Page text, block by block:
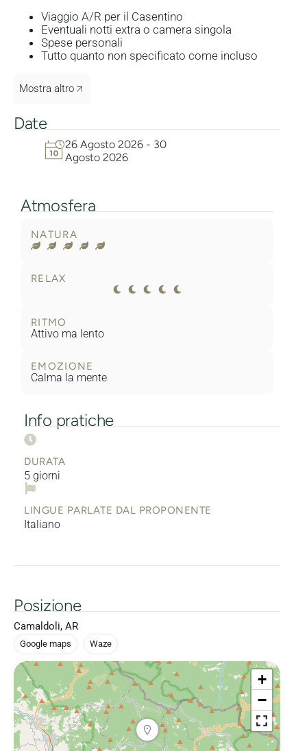
Viaggio A/R per il Casentino
Eventuali notti extra o camera singola
Spese personali
Tutto quanto non specificato come incluso
Mostra altro
Date
26 Agosto 2026 - 30
Agosto 2026
Atmosfera
NATURA
RELAX
RITMO
Attivo ma lento
EMOZIONE
Calma la mente
Info pratiche
DURATA
5 giorni
LINGUE PARLATE DAL PROPONENTE
Italiano
Posizione
Camaldoli, AR
Google maps Waze
+
−